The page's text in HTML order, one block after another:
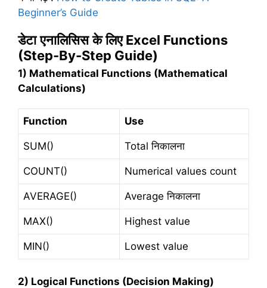
Beginner’s Guide
डेटा एनालिसिस के लिएExcel Functions
(Step-By-Step Guide)
1) Mathematical Functions (Mathematical
Calculations)
Function Use
SUM() Total निकालना
COUNT() Numerical values count
AVERAGE() Average निकालना
MAX() Highest value
MIN() Lowest value
2) Logical Functions (Decision Making)